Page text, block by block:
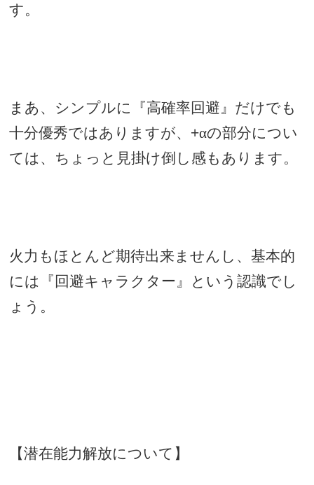
す。
まあ、シンプルに『高確率回避』だけでも
十分優秀ではありますが、 +αの部分につい
ては、ちょっと見掛け倒し感もあります。
火力もほとんど期待出来ませんし、基本的
には『回避キャラクター』という認識でし
ょう。
【潜在能力解放について】